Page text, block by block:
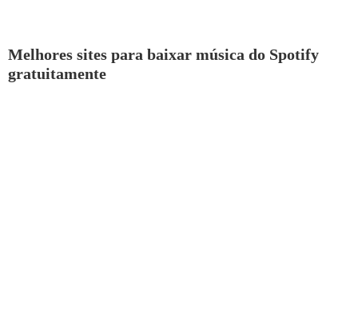
Melhores sites para baixar música do Spotify
gratuitamente